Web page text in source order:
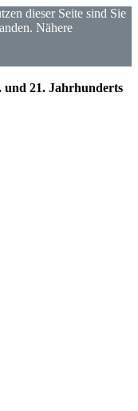
dieser Seite sind Sie
Nähere
und 21. Jahrhunderts